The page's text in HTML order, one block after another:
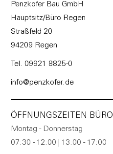
a
t
i
v
e
Penzkofer Bau GmbH
Hauptsitz/Büro Regen
Straßfeld 20
94209 Regen
Tel. 09921 8825-0
info@penzkofer.de
ÖFFNUNGSZEITEN BÜRO
Montag - Donnerstag
07:30 - 12:00 | 13:00 - 17:00